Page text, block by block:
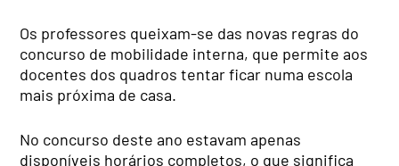
Os professores queixam-se das novas regras do
concurso de mobilidade interna, que permite aos
docentes dos quadros tentar ficar numa escola
mais próxima de casa.
No concurso deste ano estavam apenas
disponíveis horários completos, o que significa